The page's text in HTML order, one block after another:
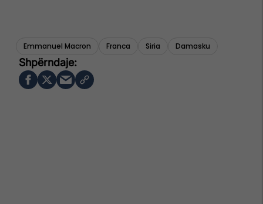
Emmanuel Macron Franca Siria Damasku